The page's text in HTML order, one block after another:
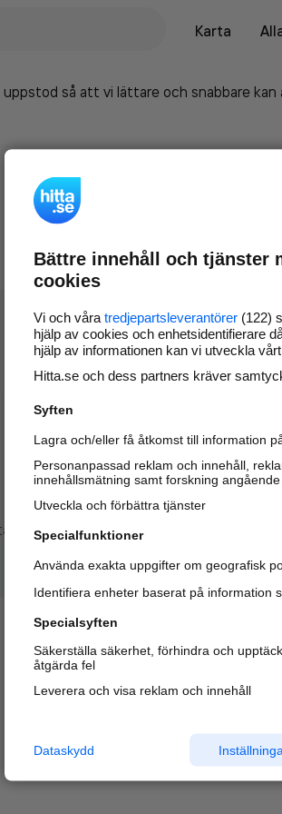
Karta
så att vi lättare och snabbare kan
nya kunder
Läs mer här
Bättre innehåll och tjänster
cookies
Vi och våra tredjepartsleverantörer (122)
hjälp av cookies och enhetsidentifierare
hjälp av informationen kan vi utveckla
Hitta.se och dess partners kräver
Syften
Lagra och/eller få åtkomst till information
Personanpassad reklam och innehåll,
innehållsmätning samt forskning
Utveckla och förbättra tjänster
Specialfunktioner
Använda exakta uppgifter om geografisk
Identifiera enheter baserat på information
Specialsyften
Säkerställa säkerhet, förhindra och
åtgärda fel
Leverera och visa reklam och innehåll
Dataskydd